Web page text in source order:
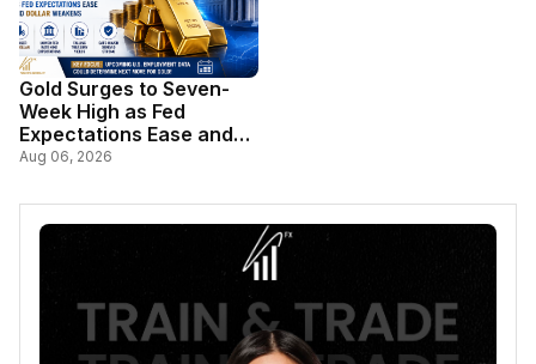
Gold Surges to Seven-
Week High as Fed
Expectations Ease and
Dollar Weakens
Aug 06, 2026